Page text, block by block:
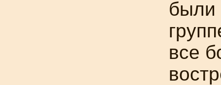
были
все